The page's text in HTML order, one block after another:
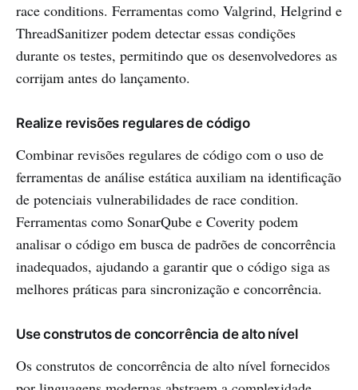
race conditions. Ferramentas como Valgrind, Helgrind e
ThreadSanitizer podem detectar essas condições
durante os testes, permitindo que os desenvolvedores as
corrijam antes do lançamento.
Realize revisões regulares de código
Combinar revisões regulares de código com o uso de
ferramentas de análise estática auxiliam na identificação
de potenciais vulnerabilidades de race condition.
Ferramentas como SonarQube e Coverity podem
analisar o código em busca de padrões de concorrência
inadequados, ajudando a garantir que o código siga as
melhores práticas para sincronização e concorrência.
Use construtos de concorrência de alto nível
Os construtos de concorrência de alto nível fornecidos